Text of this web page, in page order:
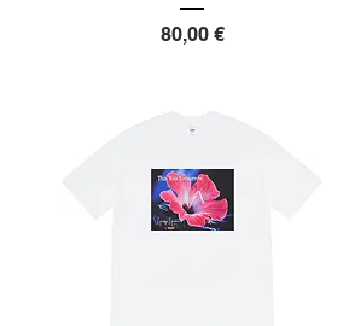
Preis
80,00 €